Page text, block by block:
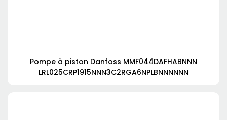
Pompe à piston Danfoss MMF044DAFHABNNN
LRL025CRP1915NNN3C2RGA6NPLBNNNNNN